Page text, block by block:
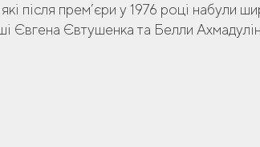
після прем’єри у 1976 році набули
Євгена Євтушенка та Белли